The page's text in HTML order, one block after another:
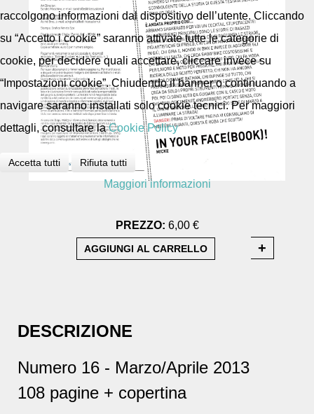
PREZZO: 6,00 €
DESCRIZIONE
Numero 16 - Marzo/Aprile 2013
108 pagine + copertina
raccolgono informazioni dal dispositivo dell’utente. Cliccando
su “Accetto i cookie” saranno attivate tutte le categorie di
cookie, per decidere quali accettare, cliccare invece su
“Impostazioni cookie”. Chiudendo il banner o continuando a
navigare saranno installati solo cookie tecnici. Per maggiori
dettagli, consultare laCookie Policy
Accetta tutti Rifiuta tutti
Maggiori informazioni